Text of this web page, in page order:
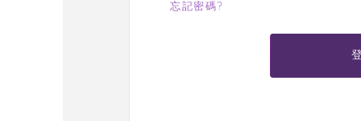
忘記密碼?